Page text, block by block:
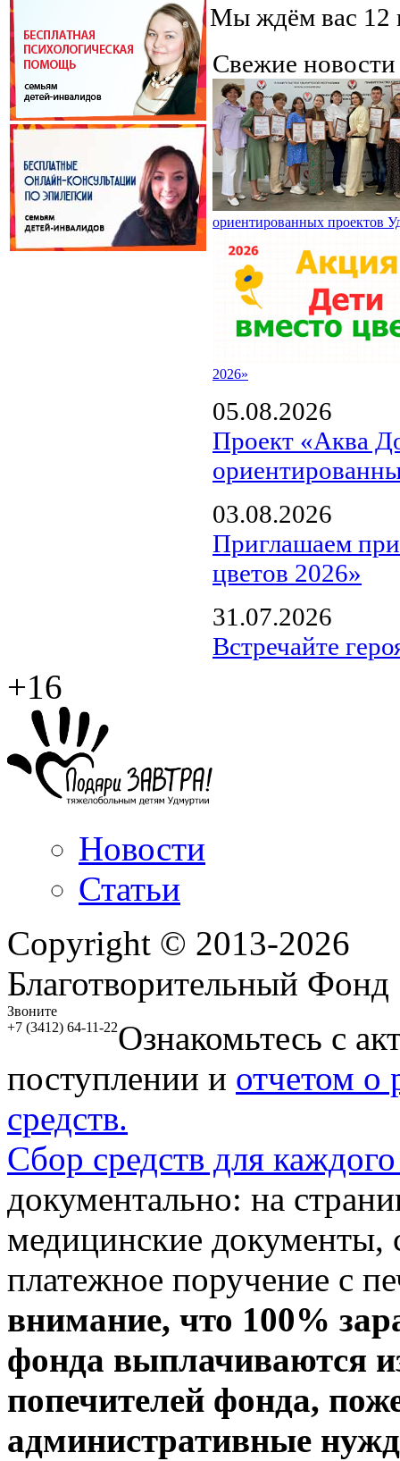
Мы ждём вас 12
Свежие
ориентированных проектов
2026»
05.08.2026
Проект «Аква
03.08.2026
Приглашаем
цветов 2026»
31.07.2026
Встречайте
+16
Новости
Статьи
Copyright © 2013-2026
Благотворительный
Звоните
+7 (3412) 64-11-22Ознакомьтесь с
поступлении и отчетом о
средств.
Сбор средств для
документально: на
медицинские документы,
платежное поручение с
внимание, что 100%
фонда выплачиваются
попечителей фонда,
административные